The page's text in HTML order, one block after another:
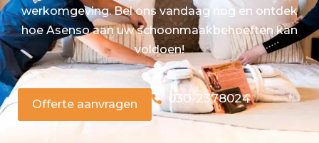
werkomgeving. Bel ons vandaag nog en ontdek
hoe Asenso aan uw schoonmaakbehoeften kan
voldoen!
Offerte aanvragen 030-2378024